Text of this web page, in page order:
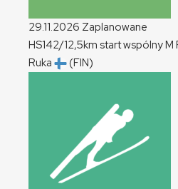
29.11.2026 Zaplanowane
HS142/12,5km start wspólnyM
Ruka
(FIN)